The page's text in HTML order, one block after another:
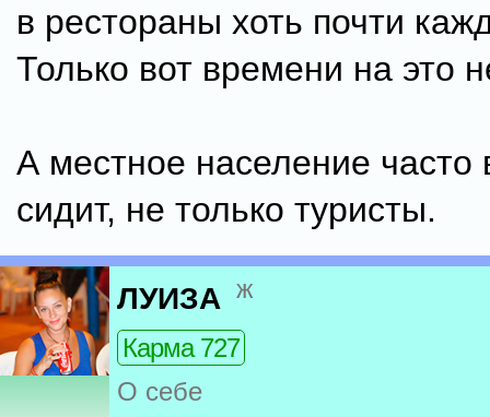
в рестораны хоть почти
Только вот времени на это
А местное население часто
сидит, не только туристы.
ЛУИЗА ж
Карма 727
О себе